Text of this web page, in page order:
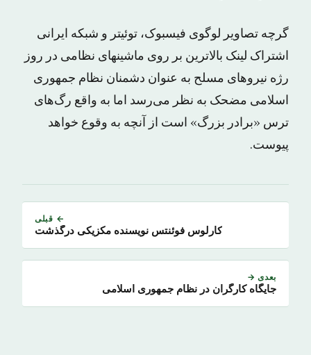
گرچه تصاویر لوگوی فیسبوک، توئیتر و شبکه ایرانی
اشتراک لینک بالاترین بر روی ماشینهای نظامی در روز
رژه نیروهای مسلح به عنوان دشمنان نظام جمهوری
اسلامی مضحک به نظر می‌رسد اما به واقع رگ‌های
ترس «برادر بزرگ» است از آنچه به وقوع خواهد
پیوست.
← قبلی
کارلوس فوئنتس نویسنده مکزیکی درگذشت
بعدی →
جایگاه کارگران در نظام جمهوری اسلامی